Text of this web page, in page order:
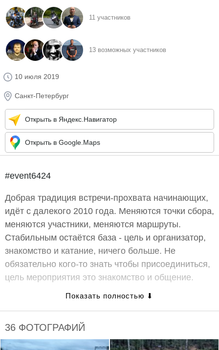
11 участников
13 возможных участников
10 июля 2019
Санкт-Петербург
Открыть в Яндекс.Навигатор
Открыть в Google.Maps
#event6424
Добрая традиция встречи-прохвата начинающих,
идёт с далекого 2010 года. Меняются точки сбора,
меняются участники, меняются маршруты.
Стабильным остаётся база - цель и организатор,
знакомство и катание, ничего больше. Не
обязательно кого-то знать чтобы присоединиться,
цель мероприятия это знакомство и общение.
открытой датой и купон на 4-ох часовую парковку
мотоцикла, получит случайный участник встречи-
36 ФОТОГРАФИЙ